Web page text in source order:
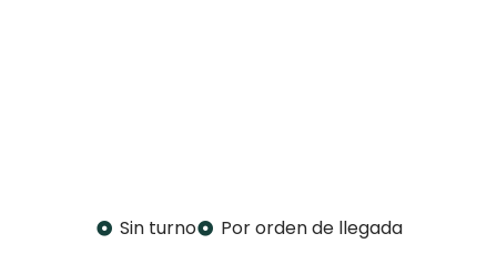
Sin turno Por orden de llegada